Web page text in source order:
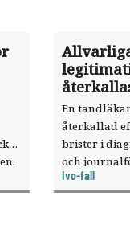
En
återkallad
brister i
och
att
äventyrats.
Ivo-fall